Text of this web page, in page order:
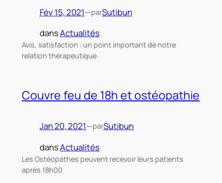
Fév 15, 2021—parSutibun
dansActualités
Avis, satisfaction : un point important de notre
relation thérapeutique
Couvre feu de 18h et ostéopathie
Jan 20, 2021—parSutibun
dansActualités
Les Ostéopathes peuvent recevoir leurs patients
après 18h00